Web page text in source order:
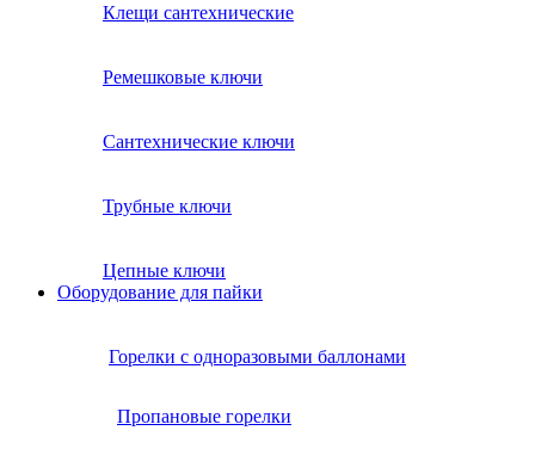
Клещи сантехнические
Ремешковые ключи
Сантехнические ключи
Трубные ключи
Цепные ключи
Оборудование для пайки
Горелки с одноразовыми баллонами
Пропановые горелки